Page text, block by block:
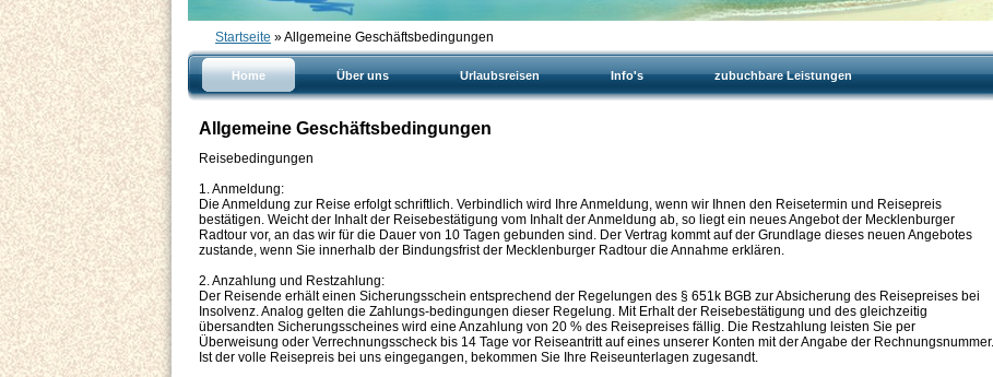
Startseite » Allgemeine Geschäftsbedingungen
Home Über uns Urlaubsreisen Info's zubuchbare Leistungen
Allgemeine Geschäftsbedingungen
Reisebedingungen
1. Anmeldung:
Die Anmeldung zur Reise erfolgt schriftlich. Verbindlich wird Ihre Anmeldung, wenn wir Ihnen den Reisetermin und Reisepreis
bestätigen. Weicht der Inhalt der Reisebestätigung vom Inhalt der Anmeldung ab, so liegt ein neues Angebot der Mecklenburger
Radtour vor, an das wir für die Dauer von 10 Tagen gebunden sind. Der Vertrag kommt auf der Grundlage dieses neuen Angebotes
zustande, wenn Sie innerhalb der Bindungsfrist der Mecklenburger Radtour die Annahme erklären.
2. Anzahlung und Restzahlung:
Der Reisende erhält einen Sicherungsschein entsprechend der Regelungen des § 651k BGB zur Absicherung des Reisepreises bei
Insolvenz. Analog gelten die Zahlungs-bedingungen dieser Regelung. Mit Erhalt der Reisebestätigung und des gleichzeitig
übersandten Sicherungsscheines wird eine Anzahlung von 20 % des Reisepreises fällig. Die Restzahlung leisten Sie per
Überweisung oder Verrechnungsscheck bis 14 Tage vor Reiseantritt auf eines unserer Konten mit der Angabe der Rechnungsnummer.
Ist der volle Reisepreis bei uns eingegangen, bekommen Sie Ihre Reiseunterlagen zugesandt.